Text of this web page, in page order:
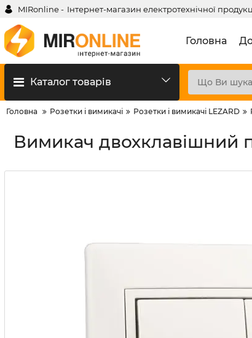
MIRonline - Інтернет-магазин електротехнічної
Головна
Каталог товарів
Головна Розетки і вимикачі Розетки і вимикачі LEZARD
Вимикач двохклавішний